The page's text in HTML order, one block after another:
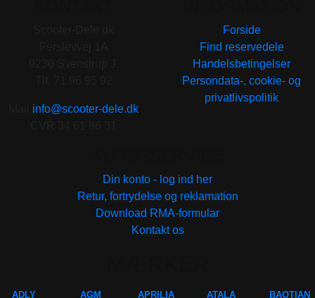
info@scooter-dele.dk
Forside
Find reservedele
Handelsbetingelser
Persondata-, cookie- og
privatlivspolitik
Din konto - log ind her
Retur, fortrydelse og reklamation
Download RMA-formular
Kontakt os
ADLY
AGM
APRILIA
ATALA
BAOTIAN